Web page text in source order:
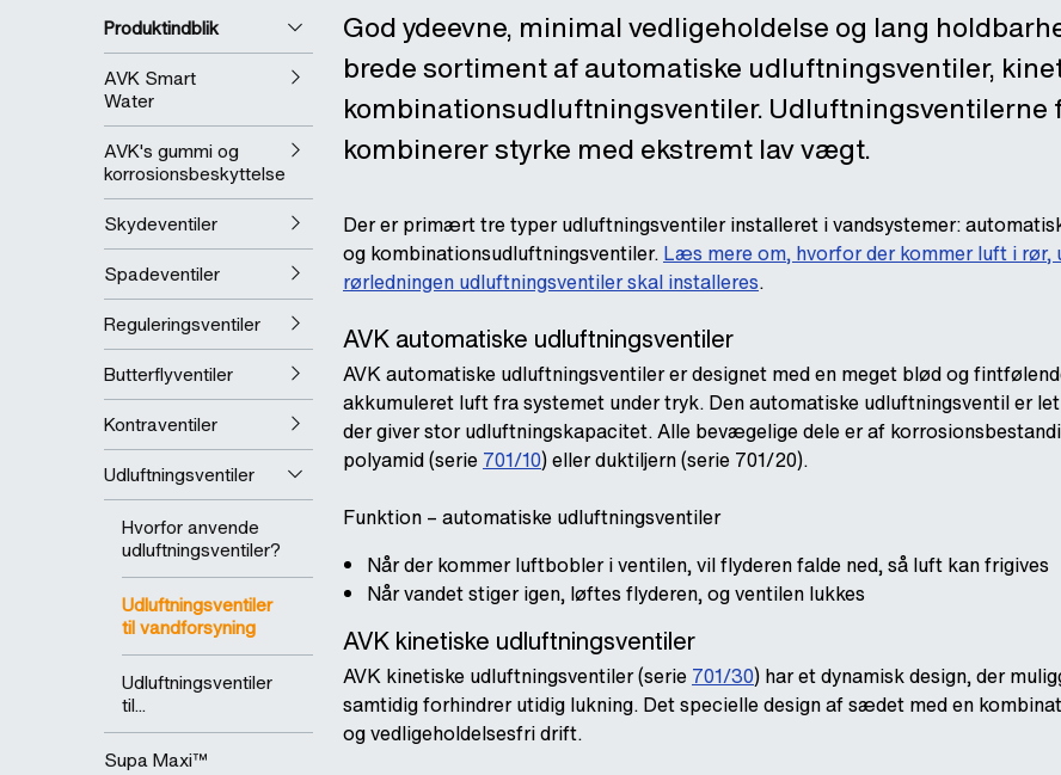
Produktindblik
AVK Smart
Water
AVK's gummi og
korrosionsbeskyttelse
Skydeventiler
Spadeventiler
Reguleringsventiler
Butterflyventiler
Kontraventiler
Udluftningsventiler
Hvorfor anvende
udluftningsventiler?
Udluftningsventiler
til vandforsyning
Udluftningsventiler
til...
Supa Maxi™
God ydeevne, minimal vedligeholdelse og lang
brede sortiment af automatiske udluftningsventiler,
kombinationsudluftningsventiler. Udluftningsventilerne
kombinerer styrke med ekstremt lav vægt.
Der er primært tre typer udluftningsventiler installeret i vandsystemer:
og kombinationsudluftningsventiler. Læs mere om, hvorfor der kommer luft i
rørledningen udluftningsventiler skal installeres.
AVK automatiske udluftningsventiler
AVK automatiske udluftningsventiler er designet med en meget blød og
akkumuleret luft fra systemet under tryk. Den automatiske udluftningsventil er
der giver stor udluftningskapacitet. Alle bevægelige dele er af
polyamid (serie 701/10) eller duktiljern (serie 701/20).
Funktion – automatiske udluftningsventiler
Når der kommer luftbobler i ventilen, vil flyderen falde ned, så luft kan frigives
Når vandet stiger igen, løftes flyderen, og ventilen lukkes
AVK kinetiske udluftningsventiler
AVK kinetiske udluftningsventiler (serie 701/30) har et dynamisk design, der
samtidig forhindrer utidig lukning. Det specielle design af sædet med en
og vedligeholdelsesfri drift.